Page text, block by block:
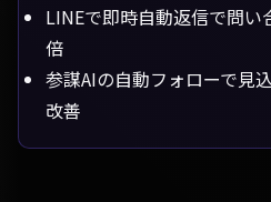
LINEで即時自動返信で問
倍
参謀AIの自動フォローで見
改善